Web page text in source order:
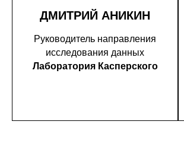
ДМИТРИЙ АНИКИН
Руководитель направления
исследования данных
Лаборатория Касперского